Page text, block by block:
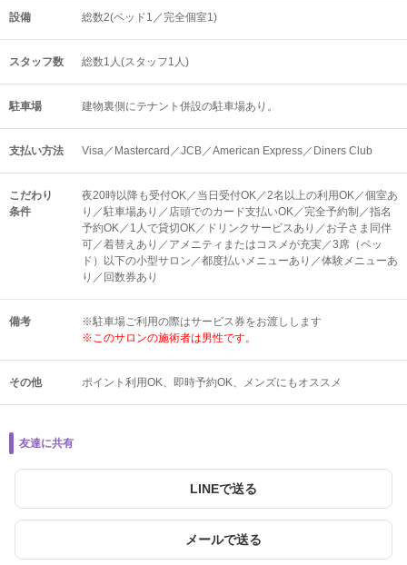
設備 総数2(ベッド1／完全個室1)
スタッフ数 総数1人(スタッフ1人)
駐車場 建物裏側にテナント併設の駐車場あり。
支払い方法 Visa／Mastercard／JCB／American Express／Diners Club
こだわり
条件
夜20時以降も受付OK／当日受付OK／2名以上の利用OK／個室あ
り／駐車場あり／店頭でのカード支払いOK／完全予約制／指名
予約OK／1人で貸切OK／ドリンクサービスあり／お子さま同伴
可／着替えあり／アメニティまたはコスメが充実／3席（ベッ
ド）以下の小型サロン／都度払いメニューあり／体験メニューあ
り／回数券あり
備考
※駐車場ご利用の際はサービス券をお渡しします
※このサロンの施術者は男性です。
その他 ポイント利用OK 即時予約OK メンズにもオススメ
友達に共有
LINEで送る
メールで送る